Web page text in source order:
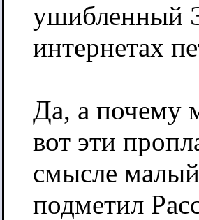
ушибленный
интернетах
Да, а почему
вот эти
смысле
подметил